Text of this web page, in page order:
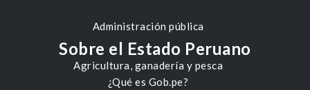
Administración pública
Agricultura, ganadería y pesca
Sobre el Estado Peruano
¿Qué es Gob.pe?